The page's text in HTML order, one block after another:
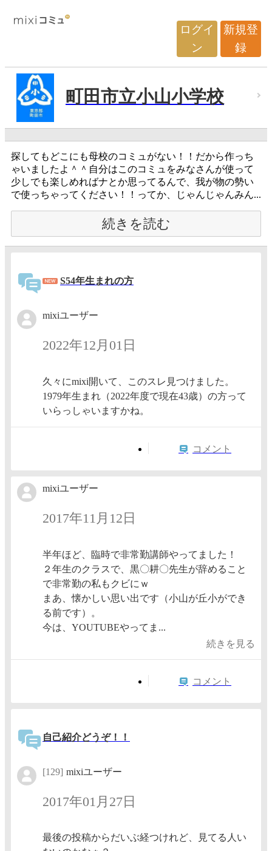
ログイ
ン
新規登
録
町田市立小山小学校
探してもどこにも母校のコミュがない！！だから作っち
ゃいましたよ＾＾自分はこのコミュをみなさんが使って
少しでも楽しめればナとか思ってるんで、我が物の勢い
で使っちゃってください！！ってか、じゃんじゃんみん...
続きを読む
S54年生まれの方
mixiユーザー
2022年12月01日
久々にmixi開いて、このスレ見つけました。
1979年生まれ（2022年度で現在43歳）の方って
いらっしゃいますかね。
コメント
mixiユーザー
2017年11月12日
半年ほど、臨時で非常勤講師やってました！
２年生のクラスで、黒〇耕〇先生が辞めること
で非常勤の私もクビにｗ
まあ、懐かしい思い出です（小山が丘小ができ
る前です）。
今は、YOUTUBEやってま...
続きを見る
コメント
自己紹介どうぞ！！
[129] mixiユーザー
2017年01月27日
最後の投稿からだいぶ経つけれど、見てる人い